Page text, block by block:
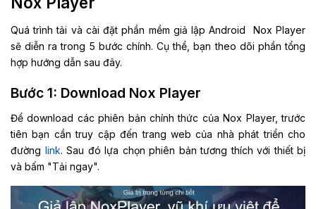
Quá trình tải và cài đặt phần mềm giả lập Android Nox Player
sẽ diễn ra trong 5 bước chính. Cụ thể, bạn theo dõi phần tổng
hợp hướng dẫn sau đây.
Bước 1: Download Nox Player
Để download các phiên bản chính thức của Nox Player, trước
tiên bạn cần truy cập đến trang web của nhà phát triển cho
đường link. Sau đó lựa chọn phiên bản tương thích với thiết bị
và bấm "Tải ngay".